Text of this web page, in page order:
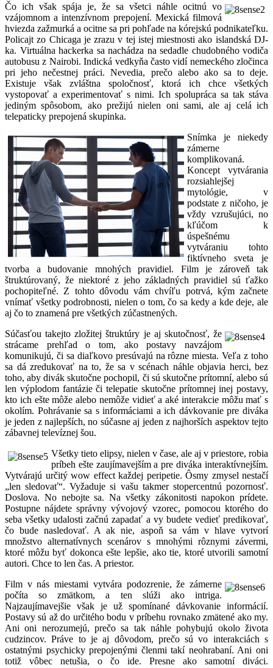
Čo ich však spája je, že sa všetci náhle ocitnú vo
vzájomnom a intenzívnom prepojení. Mexická filmová
hviezda zažmurká a ocitne sa pri pohľade na kórejskú podnikateľku.
Policajt zo Chicaga je zrazu v tej istej miestnosti ako islandská DJ-
ka. Virtuálna hackerka sa nachádza na sedadle chudobného vodiča
autobusu z Nairobi. Indická vedkyňa často vidí nemeckého zločinca
pri jeho nečestnej práci. Nevedia, prečo alebo ako sa to deje.
Existuje však zvláštna spoločnosť, ktorá ich chce všetkých
vystopovať a experimentovať s nimi. Ich spolupráca sa tak stáva
jediným spôsobom, ako prežijú nielen oni sami, ale aj celá ich
telepaticky prepojená skupinka.
Snímka je niekedy
zámerne
komplikovaná.
Koncept vytvárania
rozsiahlejšej
mytológie, v
podstate z ničoho, je
vždy vzrušujúci, no
kľúčom k
úspešnému
vytváraniu tohto
fiktívneho sveta je
tvorba a budovanie mnohých pravidiel. Film je zároveň tak
štruktúrovaný, že niektoré z jeho základných pravidiel sú ťažko
pochopiteľné. Z tohto dôvodu vám chvíľu potrvá, kým začnete
vnímať všetky podrobnosti, nielen o tom, čo sa kedy a kde deje, ale
aj čo to znamená pre všetkých zúčastnených.
Súčasťou takejto zložitej štruktúry je aj skutočnosť, že
strácame prehľad o tom, ako postavy navzájom
komunikujú, či sa diaľkovo presúvajú na rôzne miesta. Veľa z toho
sa dá zredukovať na to, že sa v scénach náhle objavia herci, bez
toho, aby divák skutočne pochopil, či sú skutočne prítomní, alebo sú
len výplodom fantázie či telepatie skutočne prítomnej inej postavy,
kto ich ešte môže alebo nemôže vidieť a aké interakcie môžu mať s
okolím. Pohrávanie sa s informáciami a ich dávkovanie pre diváka
je jeden z najlepších, no súčasne aj jeden z najhorších aspektov tejto
zábavnej televíznej šou.
Všetky tieto elipsy, nielen v čase, ale aj v priestore, robia
príbeh ešte zaujímavejším a pre diváka interaktívnejším.
Vytvárajú určitý wow effect každej peripetie. Ôsmy zmysel nestačí
„len sledovať“. Vyžaduje si vašu takmer stopercentnú pozornosť.
Doslova. No nebojte sa. Na všetky zákonitosti napokon prídete.
Postupne nájdete správny vývojový vzorec, pomocou ktorého do
seba všetky udalosti začnú zapadať a vy budete vedieť predikovať,
čo bude nasledovať. A ak nie, aspoň sa vám v hlave vytvorí
množstvo alternatívnych scenárov s mnohými rôznymi závermi,
ktoré môžu byť dokonca ešte lepšie, ako tie, ktoré utvorili samotní
autori. Chce to len čas. A priestor.
Film v nás miestami vytvára podozrenie, že zámerne
počíta so zmätkom, a ten slúži ako intriga.
Najzaujímavejšie však je už spomínané dávkovanie informácií.
Postavy sú až do určitého bodu v príbehu rovnako zmätené ako my.
Ani oni nerozumejú, prečo sa tak náhle pohybujú okolo života
cudzincov. Práve to je aj dôvodom, prečo sú vo interakciách s
ostatnými psychicky prepojenými členmi takí neohrabaní. Ani oni
totiž vôbec netušia, o čo ide. Presne ako samotní diváci.